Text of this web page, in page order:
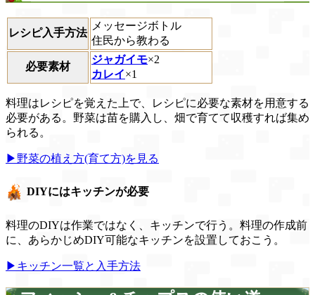
レシピ入手方法
メッセージボトル
住民から教わる
必要素材
ジャガイモ×2
カレイ×1
料理はレシピを覚えた上で、レシピに必要な素材を用意する
必要がある。野菜は苗を購入し、畑で育てて収穫すれば集め
られる。
▶野菜の植え方(育て方)を見る
DIYにはキッチンが必要
料理のDIYは作業ではなく、キッチンで行う。料理の作成前
に、あらかじめDIY可能なキッチンを設置しておこう。
▶キッチン一覧と入手方法